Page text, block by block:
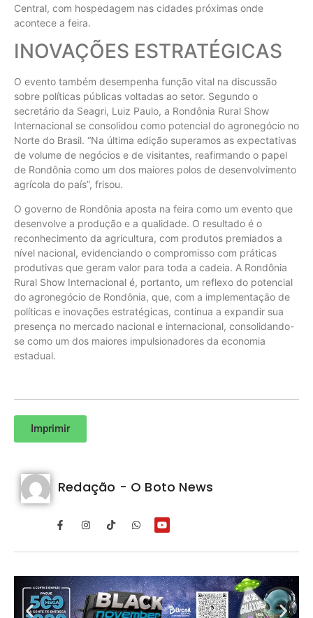
Central, com hospedagem nas cidades próximas onde
acontece a feira.
INOVAÇÕES ESTRATÉGICAS
O evento também desempenha função vital na discussão
sobre políticas públicas voltadas ao setor. Segundo o
secretário da Seagri, Luiz Paulo, a Rondônia Rural Show
Internacional se consolidou como potencial do agronegócio no
Norte do Brasil. “Na última edição superamos as expectativas
de volume de negócios e de visitantes, reafirmando o papel
de Rondônia como um dos maiores polos de desenvolvimento
agrícola do país”, frisou.
O governo de Rondônia aposta na feira como um evento que
desenvolve a produção e a qualidade. O resultado é o
reconhecimento da agricultura, com produtos premiados a
nível nacional, evidenciando o compromisso com práticas
produtivas que geram valor para toda a cadeia. A Rondônia
Rural Show Internacional é, portanto, um reflexo do potencial
do agronegócio de Rondônia, que, com a implementação de
políticas e inovações estratégicas, continua a expandir sua
presença no mercado nacional e internacional, consolidando-
se como um dos maiores impulsionadores da economia
estadual.
Imprimir
Redação - O Boto News